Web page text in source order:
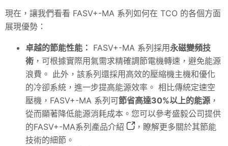
現在，讓我們看看 FASV+-MA 系列如何在 TCO 的各個方面
展現優勢：
卓越的節能性能： FASV+-MA 系列採用永磁變頻技
術 ，可根據實際用氣需求精確調節電機轉速，避免能源
浪費。 此外，該系列還採用高效的壓縮機主機和優化
的冷卻系統，進一步提高能源效率。 相比傳統定速空
壓機，FASV+-MA 系列可節省高達30%以上的能源 ，
從而顯著降低能源消耗成本。您可以參考盛毅公司提供
的FASV+-MA系列產品介紹
，瞭解更多關於其節能
技術的細節。